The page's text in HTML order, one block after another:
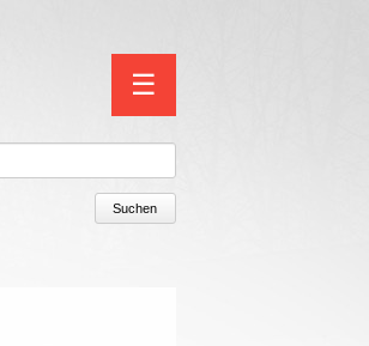
überspringen
☰
Suchen